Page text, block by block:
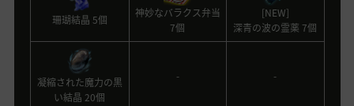
珊瑚結晶 5個
神妙なバラクス弁当
7個
[NEW]
深青の波の霊薬 7個
凝縮された魔力の黒
い結晶 20個
- -